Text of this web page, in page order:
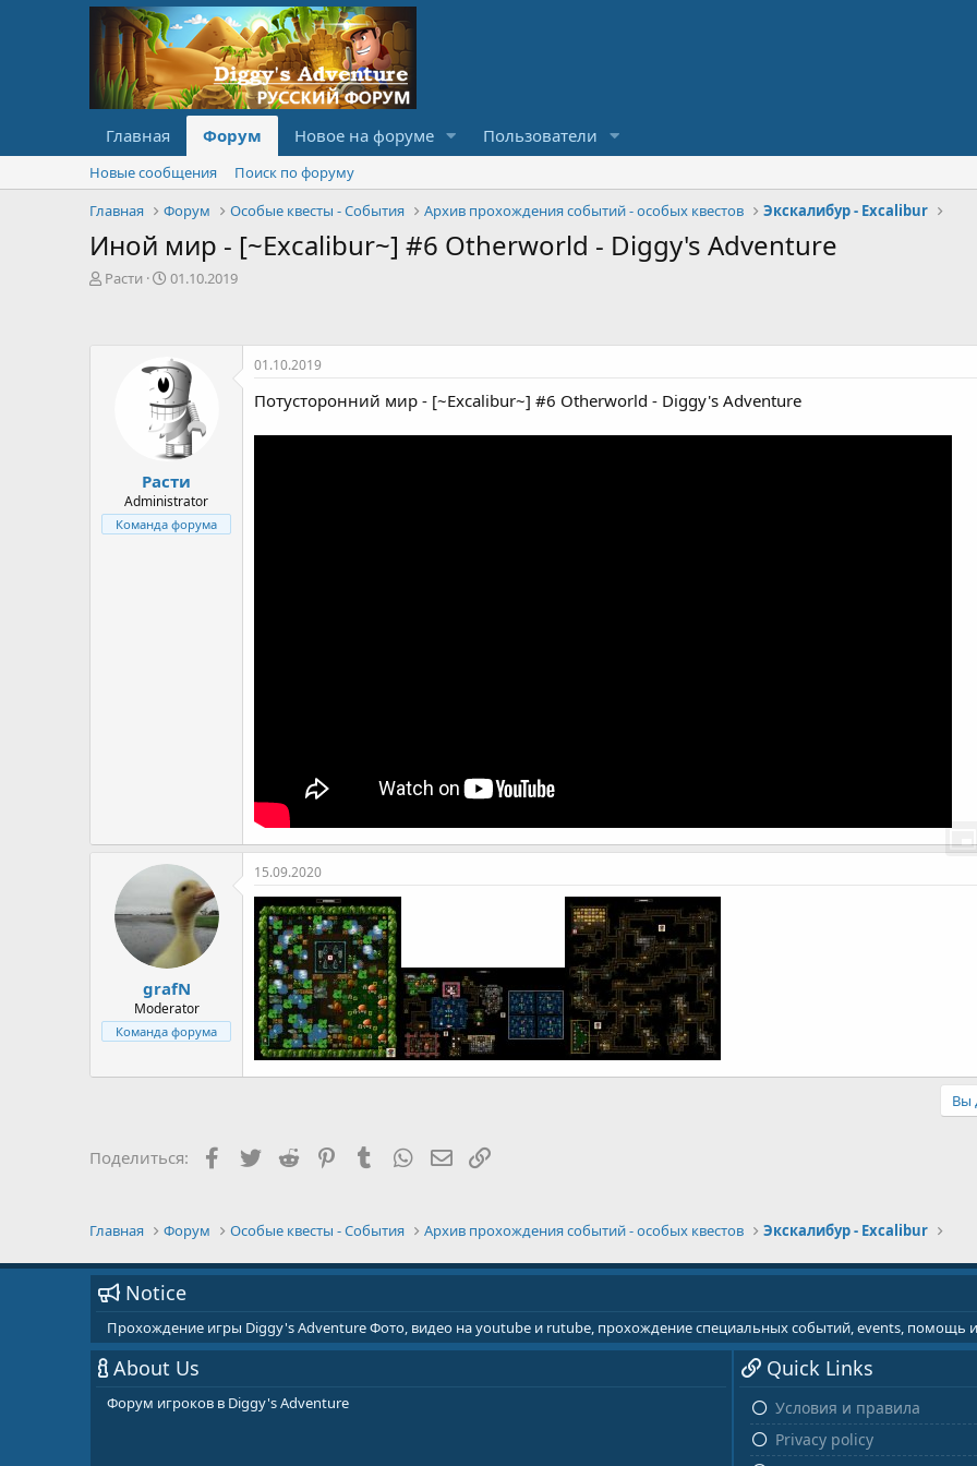
Главная Форум Новое на форуме Пользователи
Новые сообщения
Поиск по форуму
Главная
Форум Особые квесты - События Архив прохождения событий - особых квестов Экскалибур - Excalibur
Иной мир - [~Excalibur~] #6 Otherworld - Diggy's Adventure
А
Расти
Д
с
о
з
д
а
н
я
01.10.2019
Расти
Administrator
Команда форума
01.10.2019
Потусторонний мир - [~Excalibur~] #6 Otherworld - Diggy's Adventure
grafN
Moderator
Команда форума
15.09.2020
Вы
Поделиться: Facebook
Twitter Reddit PinterestTumblrWhatsApp
E-mail
Главная Форум Особые квесты - События Архив прохождения событий - особых квестов Экскалибур - Excalibur
Notice
Прохождение игры Diggy's Adventure Фото, видео на youtube и rutube, прохождение специальных событий, events, помощь
About Us
Форум игроков в Diggy's Adventure
Quick Links
Условия и правила
Privacy policy